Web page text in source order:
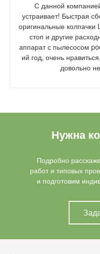
С данной
устраивает! Быстрая
оригинальные колпачки
стоп и другие
аппарат с пылесосом
ий год, очень
довольно
Нужна
Подробно
работ и типовых
и подготовим